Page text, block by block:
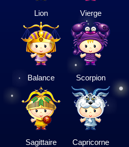
Lion Vierge
Balance Scorpion
Sagittaire Capricorne